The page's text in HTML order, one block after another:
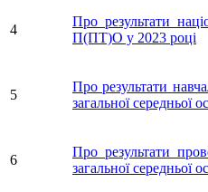
4
Про результати
П(ПТ)О у 2023 році
5
Про результати
загальної середньої
6
Про результати
загальної